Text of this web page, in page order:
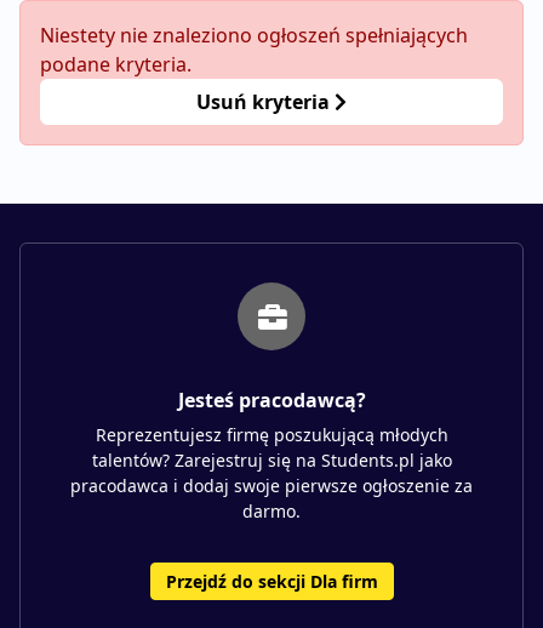
Niestety nie znaleziono ogłoszeń spełniających
podane kryteria.
Usuń kryteria
Jesteś pracodawcą?
Reprezentujesz firmę poszukującą młodych
talentów? Zarejestruj się na Students.pl jako
pracodawca i dodaj swoje pierwsze ogłoszenie za
darmo.
Przejdź do sekcji Dla firm